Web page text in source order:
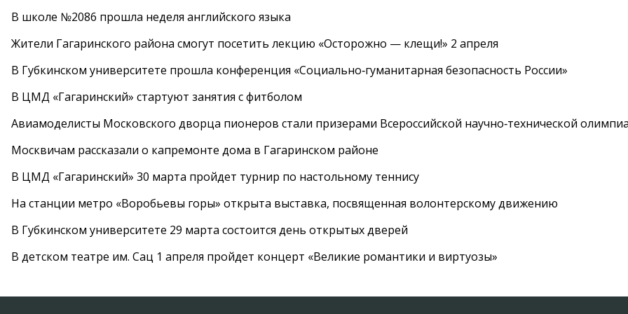
В школе №2086 прошла неделя английского языка
Жители Гагаринского района смогут посетить лекцию «Осторожно — клещи!» 2 апреля
В Губкинском университете прошла конференция «Социально‑гуманитарная безопасность России»
В ЦМД «Гагаринский» стартуют занятия с фитболом
Авиамоделисты Московского дворца пионеров стали призерами Всероссийской научно‑технической
Москвичам рассказали о капремонте дома в Гагаринском районе
В ЦМД «Гагаринский» 30 марта пройдет турнир по настольному теннису
На станции метро «Воробьевы горы» открыта выставка, посвященная волонтерскому движению
В Губкинском университете 29 марта состоится день открытых дверей
В детском театре им. Сац 1 апреля пройдет концерт «Великие романтики и виртуозы»